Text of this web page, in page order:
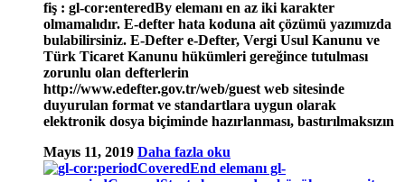
fiş : gl-cor:enteredBy elemanı en az iki karakter
olmamalıdır. E-defter hata koduna ait çözümü yazımızda
bulabilirsiniz. E-Defter e-Defter, Vergi Usul Kanunu ve
Türk Ticaret Kanunu hükümleri gereğince tutulması
zorunlu olan defterlerin
http://www.edefter.gov.tr/web/guest web sitesinde
duyurulan format ve standartlara uygun olarak
elektronik dosya biçiminde hazırlanması, bastırılmaksızın
Mayıs 11, 2019 Daha fazla oku